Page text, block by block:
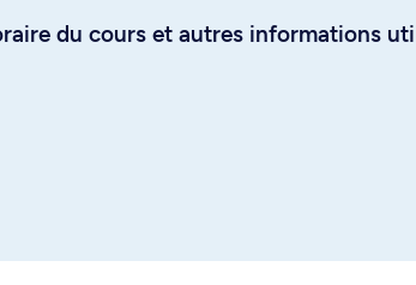
du cours et autres informations